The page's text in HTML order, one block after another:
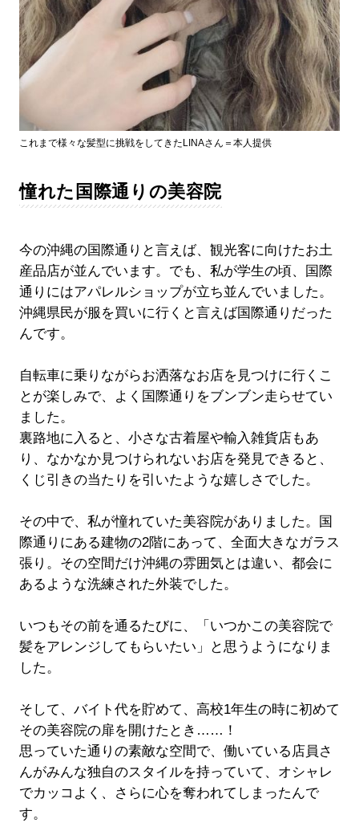
これまで様々な髪型に挑戦をしてきたLINAさん＝本人提供
憧れた国際通りの美容院
今の沖縄の国際通りと言えば、観光客に向けたお土
産品店が並んでいます。でも、私が学生の頃、国際
通りにはアパレルショップが立ち並んでいました。
沖縄県民が服を買いに行くと言えば国際通りだった
んです。
自転車に乗りながらお洒落なお店を見つけに行くこ
とが楽しみで、よく国際通りをブンブン走らせてい
ました。
裏路地に入ると、小さな古着屋や輸入雑貨店もあ
り、なかなか見つけられないお店を発見できると、
くじ引きの当たりを引いたような嬉しさでした。
その中で、私が憧れていた美容院がありました。国
際通りにある建物の2階にあって、全面大きなガラス
張り。その空間だけ沖縄の雰囲気とは違い、都会に
あるような洗練された外装でした。
いつもその前を通るたびに、「いつかこの美容院で
髪をアレンジしてもらいたい」と思うようになりま
した。
そして、バイト代を貯めて、高校1年生の時に初めて
その美容院の扉を開けたとき……！
思っていた通りの素敵な空間で、働いている店員さ
んがみんな独自のスタイルを持っていて、オシャレ
でカッコよく、さらに心を奪われてしまったんで
す。